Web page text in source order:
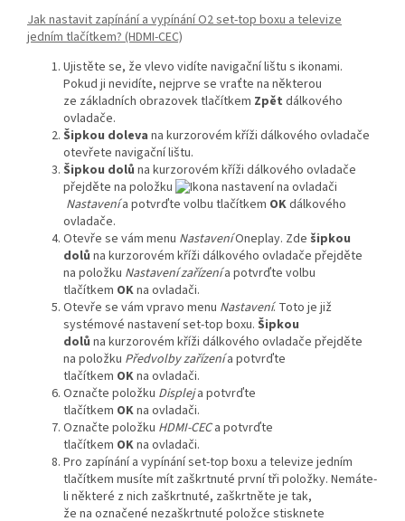
Jak nastavit zapínání a vypínání O2 set-top boxu a televize
jedním tlačítkem? (HDMI-CEC)
Ujistěte se, že vlevo vidíte navigační lištu s ikonami.
Pokud ji nevidíte, nejprve se vraťte na některou
ze základních obrazovek tlačítkem Zpět dálkového
ovladače.
Šipkou doleva na kurzorovém kříži dálkového ovladače
otevřete navigační lištu.
Šipkou dolů na kurzorovém kříži dálkového ovladače
přejděte na položku
Nastavenía potvrďte volbu tlačítkem OKdálkového
ovladače.
Otevře se vám menu NastaveníOneplay. Zde šipkou
dolů na kurzorovém kříži dálkového ovladače přejděte
na položku Nastavení zařízenía potvrďte volbu
tlačítkem OKna ovladači.
Otevře se vám vpravo menu Nastavení. Toto je již
systémové nastavení set-top boxu. Šipkou
dolů na kurzorovém kříži dálkového ovladače přejděte
na položku Předvolby zařízenía potvrďte
tlačítkem OKna ovladači.
Označte položku Displeja potvrďte
tlačítkem OKna ovladači.
Označte položku HDMI-CECa potvrďte
tlačítkem OKna ovladači.
Pro zapínání a vypínání set-top boxu a televize jedním
tlačítkem musíte mít zaškrtnuté první tři položky. Nemáte-
li některé z nich zaškrtnuté, zaškrtněte je tak,
že na označené nezaškrtnuté položce stisknete